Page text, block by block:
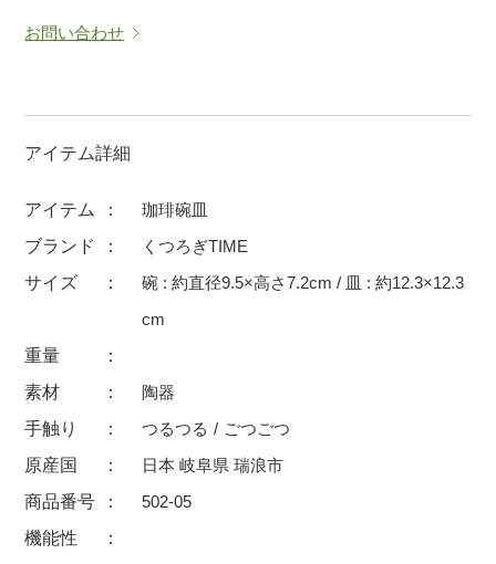
小抹茶碗
箸・カトラリー
置物
500円未満
500円～
1,500円〜 2,000円〜
5,000円～9,999円 5,000円〜
ブランド・窯名・作家名
お問い合わせ
アイテム詳細
アイテム
珈琲碗皿
ブランド
くつろぎTIME
サイズ
碗 : 約直径9.5×高さ7.2cm / 皿 : 約12.3×12.3
cm
重量
素材
陶器
手触り
つるつる
ごつごつ
原産国
日本 岐阜県 瑞浪市
商品番号
502-05
機能性